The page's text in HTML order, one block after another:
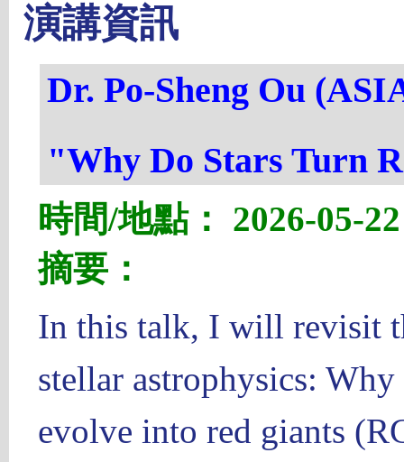
演講資訊
Dr. Po-Sheng Ou
"Why Do Stars Turn
時間/地點： 2026-05-
摘要：
In this talk, I will revisit
stellar astrophysics: Why
evolve into red giants